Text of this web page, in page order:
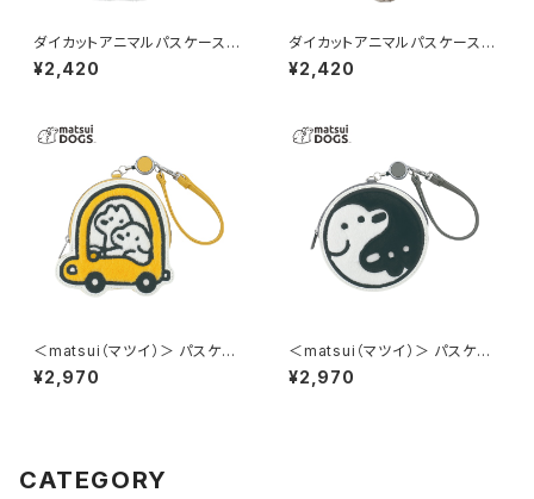
ダイカットアニマルパスケース
（リール付き） シーズー GPC00
59-C
¥2,420
ダイカットアニマルパスケース
（リール付き） ヒョウ/豹 GPC00
59-D
¥2,420
＜matsui（マツイ）＞ パスケー
ス（リール付き） matsui DOGS
LMA-G006-YE（イエロー）
¥2,970
＜matsui（マツイ）＞ パスケー
ス（リール付き） matsui DOGS
LMA-G006-GY（グレー）
¥2,970
CATEGORY